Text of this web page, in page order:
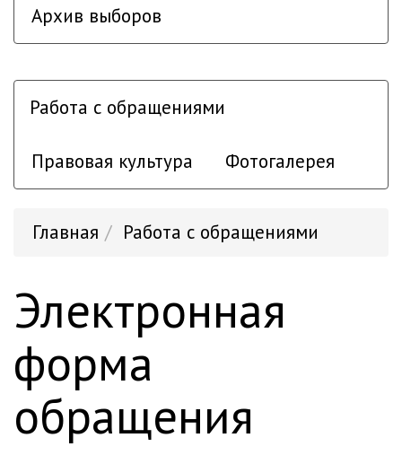
Архив выборов
Работа с обращениями
Правовая культура Фотогалерея
Главная Работа с обращениями
Электронная
форма
обращения